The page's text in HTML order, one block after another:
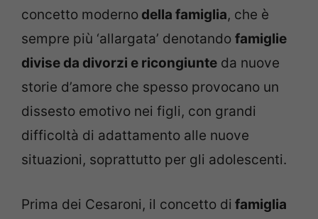
concetto moderno della famiglia, che è
sempre più ‘allargata’ denotando famiglie
divise da divorzi e ricongiunte da nuove
storie d’amore che spesso provocano un
dissesto emotivo nei figli, con grandi
difficoltà di adattamento alle nuove
situazioni, soprattutto per gli adolescenti.
Prima dei Cesaroni, il concetto di famiglia